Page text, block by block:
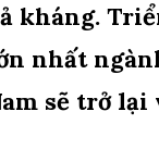
kháng.
nhất
sẽ trở lại